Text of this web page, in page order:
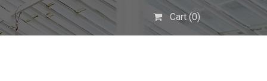
Cart (0)